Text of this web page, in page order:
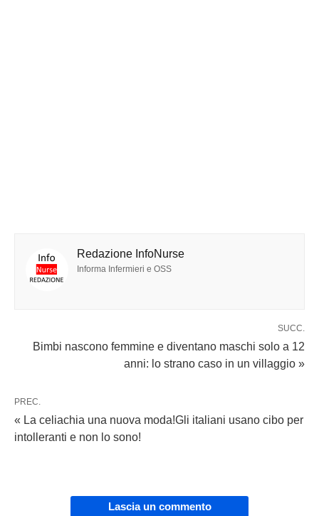
Redazione InfoNurse
Informa Infermieri e OSS
SUCC.
Bimbi nascono femmine e diventano maschi solo a 12
anni: lo strano caso in un villaggio »
PREC.
« La celiachia una nuova moda!Gli italiani usano cibo per
intolleranti e non lo sono!
Lascia un commento